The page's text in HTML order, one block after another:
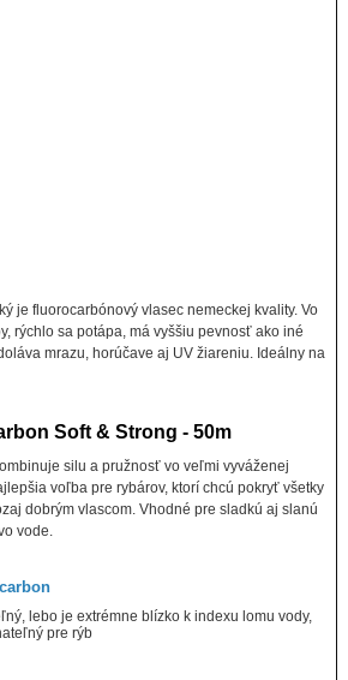
je fluorocarbónový vlasec nemeckej kvality. Vo
rýchlo sa potápa, má vyššiu pevnosť ako iné
mrazu, horúčave aj UV žiareniu. Ideálny na
Soft & Strong - 50m
silu a pružnosť vo veľmi vyváženej
voľba pre rybárov, ktorí chcú pokryť všetky
dobrým vlascom. Vhodné pre sladkú aj slanú
vode.
lebo je extrémne blízko k indexu lomu vody,
pre rýb